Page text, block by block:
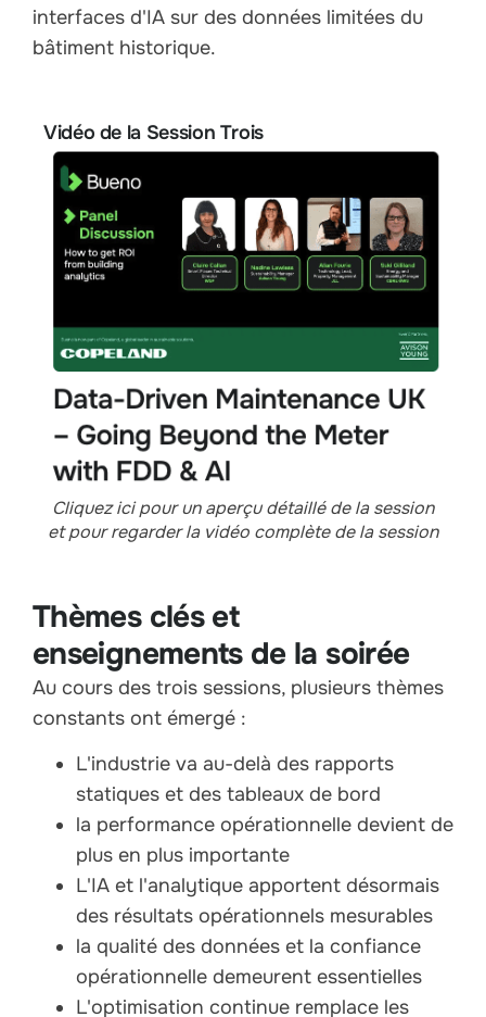
interfaces d'IA sur des données limitées du
bâtiment historique.
Vidéo de la Session Trois
Cliquez ici pour un aperçu détaillé de la session
et pour regarder la vidéo complète de la session
Thèmes clés et
enseignements de la soirée
Au cours des trois sessions, plusieurs thèmes
constants ont émergé :
L'industrie va au-delà des rapports
statiques et des tableaux de bord
la performance opérationnelle devient de
plus en plus importante
L'IA et l'analytique apportent désormais
des résultats opérationnels mesurables
la qualité des données et la confiance
opérationnelle demeurent essentielles
L'optimisation continue remplace les